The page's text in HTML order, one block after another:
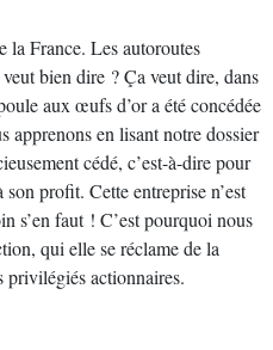
la France. Les autoroutes
bien dire ? Ça veut dire, dans
aux œufs d’or a été concédée
apprenons en lisant notre dossier
cédé, c’est-à-dire pour
profit. Cette entreprise n’est
s’en faut ! C’est pourquoi nous
qui elle se réclame de la
privilégiés actionnaires.